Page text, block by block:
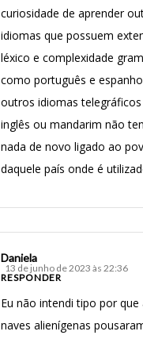
curiosidade de aprender
idiomas que possuem
léxico e complexidade
como português e
outros idiomas
inglês ou mandarim não
nada de novo ligado ao
daquele país onde é
Daniela
13 de junho de 2023 às 22:36
RESPONDER
Eu não intendi tipo por que
naves alienígenas